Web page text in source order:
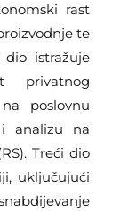
rast
te
istražuje
privatnog
poslovnu
analizu na
Treći dio
uključujući